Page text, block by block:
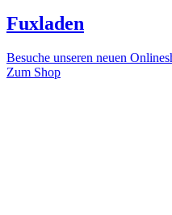
Fuxladen
Besuche unseren neuen
Zum Shop